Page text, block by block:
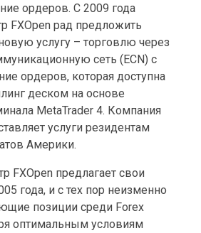
ордеров. С 2009 года
FXOpen рад предложить
услугу – торговлю через
сеть (ECN) с
ордеров, которая доступна
деском на основе
MetaTrader 4. Компания
услуги резидентам
Америки.
FXOpen предлагает свои
года, и с тех пор неизменно
позиции среди Forex
оптимальным условиям